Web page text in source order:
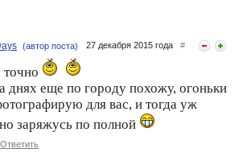
(автор поста) 27 декабря 2015 года #
точно
днях еще по городу похожу, огоньки
для вас, и тогда уж
заряжусь по полной
Ответить